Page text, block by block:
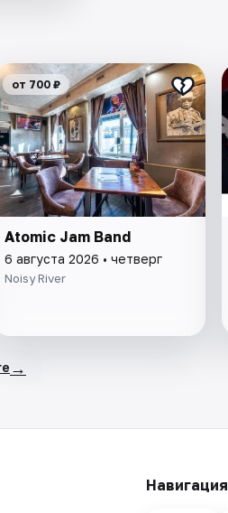
от 700 ₽
Atomic Jam Band
6 августа 2026 • четверг
Noisy River
→
Навигация